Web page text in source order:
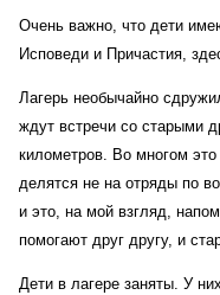
Очень важно, что дети
Исповеди и Причастия,
Лагерь необычайно
ждут встречи со старыми
километров. Во многом это
делятся не на отряды по
и это, на мой взгляд,
помогают друг другу, и
Дети в лагере заняты. У